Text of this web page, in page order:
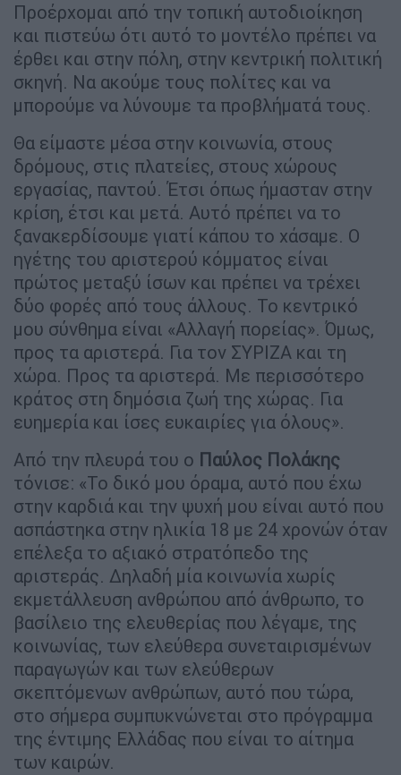
Προέρχομαι από την τοπική αυτοδιοίκηση
και πιστεύω ότι αυτό το μοντέλο πρέπει να
έρθει και στην πόλη, στην κεντρική πολιτική
σκηνή. Να ακούμε τους πολίτες και να
μπορούμε να λύνουμε τα προβλήματά τους.
Θα είμαστε μέσα στην κοινωνία, στους
δρόμους, στις πλατείες, στους χώρους
εργασίας, παντού. Έτσι όπως ήμασταν στην
κρίση, έτσι και μετά. Αυτό πρέπει να το
ξανακερδίσουμε γιατί κάπου το χάσαμε. Ο
ηγέτης του αριστερού κόμματος είναι
πρώτος μεταξύ ίσων και πρέπει να τρέχει
δύο φορές από τους άλλους. Το κεντρικό
μου σύνθημα είναι «Αλλαγή πορείας». Όμως,
προς τα αριστερά. Για τον ΣΥΡΙΖΑ και τη
χώρα. Προς τα αριστερά. Με περισσότερο
κράτος στη δημόσια ζωή της χώρας. Για
ευημερία και ίσες ευκαιρίες για όλους».
Από την πλευρά του ο Παύλος Πολάκης
τόνισε: «Το δικό μου όραμα, αυτό που έχω
στην καρδιά και την ψυχή μου είναι αυτό που
ασπάστηκα στην ηλικία 18 με 24 χρονών όταν
επέλεξα το αξιακό στρατόπεδο της
αριστεράς. Δηλαδή μία κοινωνία χωρίς
εκμετάλλευση ανθρώπου από άνθρωπο, το
βασίλειο της ελευθερίας που λέγαμε, της
κοινωνίας, των ελεύθερα συνεταιρισμένων
παραγωγών και των ελεύθερων
σκεπτόμενων ανθρώπων, αυτό που τώρα,
στο σήμερα συμπυκνώνεται στο πρόγραμμα
της έντιμης Ελλάδας που είναι το αίτημα
των καιρών.